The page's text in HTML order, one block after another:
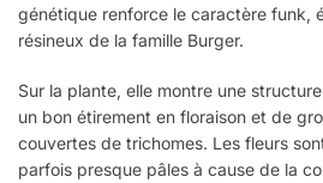
génétique renforce le caractère funk,
résineux de la famille Burger.
Sur la plante, elle montre une
un bon étirement en floraison et de
couvertes de trichomes. Les fleurs
parfois presque pâles à cause de la